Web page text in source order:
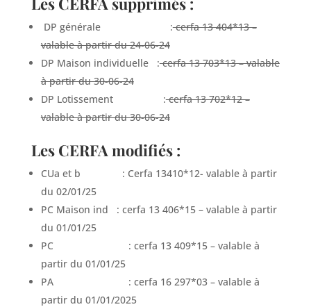
DP générale :cerfa 13 404*13 –
valable à partir du 24-06-24
DP Maison individuelle :cerfa 13 703*13 – valable
à partir du 30-06-24
DP Lotissement :cerfa 13 702*12 –
valable à partir du 30-06-24
Les CERFA modifiés :
CUa et b : Cerfa 13410*12- valable à partir
du 02/01/25
PC Maison ind : cerfa 13 406*15 – valable à partir
du 01/01/25
PC : cerfa 13 409*15 – valable à
partir du 01/01/25
PA : cerfa 16 297*03 – valable à
partir du 01/01/2025